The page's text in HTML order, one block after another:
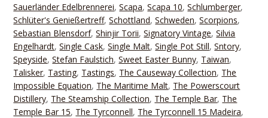
Sauerländer Edelbrennerei,Scapa,Scapa 10,Schlumberger,
Schlüter's Genießertreff,Schottland,Schweden,Scorpions,
Sebastian Blensdorf,Shinjir Torii,Signatory Vintage,Silvia
Engelhardt,Single Cask,Single Malt,Single Pot Still,Sntory,
Speyside,Stefan Faulstich,Sweet Easter Bunny, Taiwan,
Talisker, Tasting, Tastings, The Causeway Collection, The
Impossible Equation, The Maritime Malt, The Powerscourt
Distillery, The Steamship Collection, The Temple Bar, The
Temple Bar 15, The Tyrconnell, The Tyrconnell 15 Madeira,